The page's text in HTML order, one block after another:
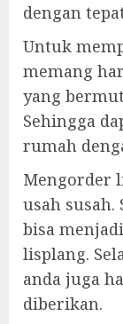
dengan
Untuk
memang
yang
Sehingga
rumah
Mengorder
usah susah.
bisa
lisplang.
anda juga
diberikan.